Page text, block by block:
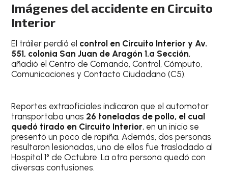
Imágenes del accidente en Circuito
Interior
El tráiler perdió el control en Circuito Interior y Av.
551, colonia San Juan de Aragón 1.ª Sección,
añadió el Centro de Comando, Control, Cómputo,
Comunicaciones y Contacto Ciudadano (C5).
Reportes extraoficiales indicaron que el automotor
transportaba unas 26 toneladas de pollo, el cual
quedó tirado en Circuito Interior, en un inicio se
presentó un poco de rapiña. Además, dos personas
resultaron lesionadas, uno de ellos fue trasladado al
Hospital 1° de Octubre. La otra persona quedó con
diversas contusiones.